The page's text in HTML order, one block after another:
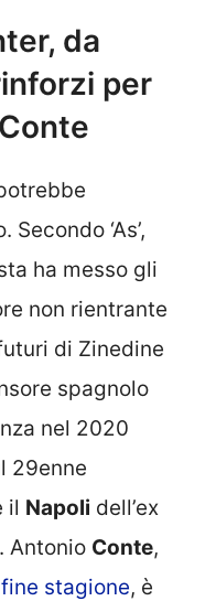
da
per
‘As’,
ha messo gli
non rientrante
di Zinedine
spagnolo
nel 2020
29enne
il Napoli dell’ex
. Antonio Conte,
stagione, è